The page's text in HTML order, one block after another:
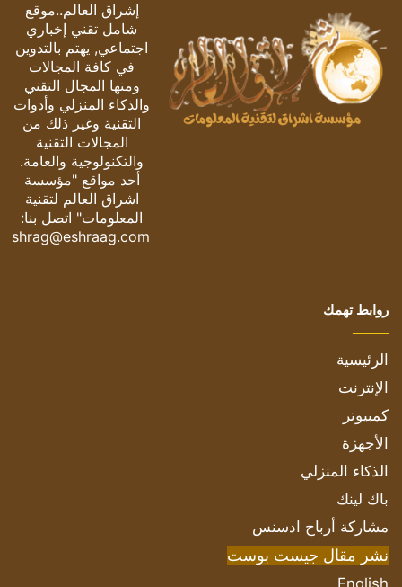
إشراق العالم..موقع
شامل تقني إخباري
اجتماعي, يهتم بالتدوين
في كافة المجالات
ومنها المجال التقني
والذكاء المنزلي وأدوات
التقنية وغير ذلك من
المجالات التقنية
والتكنولوجية والعامة.
أحد مواقع "مؤسسة
اشراق العالم لتقنية
المعلومات" اتصل بنا:
eshrag@eshraag.com
روابط تهمك
الرئيسية
الإنترنت
كمبيوتر
الأجهزة
الذكاء المنزلي
باك لينك
مشاركة أرباح ادسنس
نشر مقال جيست بوست
English